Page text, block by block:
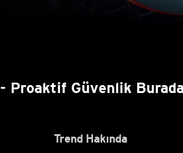
- Proaktif Güvenlik
Trend Hakında